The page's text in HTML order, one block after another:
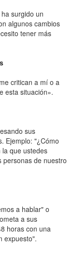
surgido un
algunos cambios
tener más
critican a mí o a
esta situación».
sus
Ejemplo: "¿Cómo
que ustedes
personas de nuestro
a hablar" o
a sus
horas con una
expuesto".